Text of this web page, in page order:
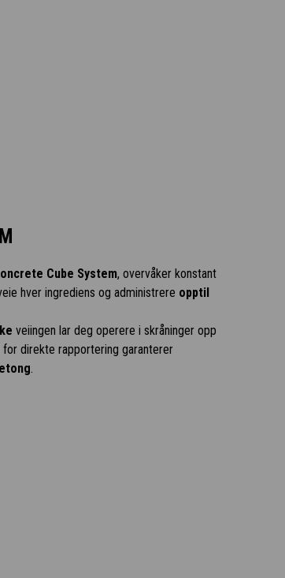
Cube System, overvåker konstant
hver ingrediens og administrere opptil
veiingen lar deg operere i skråninger opp
for direkte rapportering garanterer
.